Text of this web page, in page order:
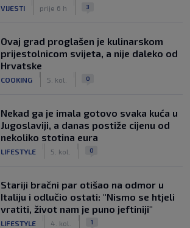
VIJESTI prije 6 h 3
Ovaj grad proglašen je kulinarskom
prijestolnicom svijeta, a nije daleko od
Hrvatske
COOKING 5. kol. 0
Nekad ga je imala gotovo svaka kuća u
Jugoslaviji, a danas postiže cijenu od
nekoliko stotina eura
LIFESTYLE 5. kol. 0
Stariji bračni par otišao na odmor u
Italiju i odlučio ostati: "Nismo se htjeli
vratiti, život nam je puno jeftiniji"
LIFESTYLE 4. kol. 1